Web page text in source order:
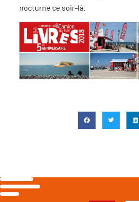
nocturne ce soir-là.